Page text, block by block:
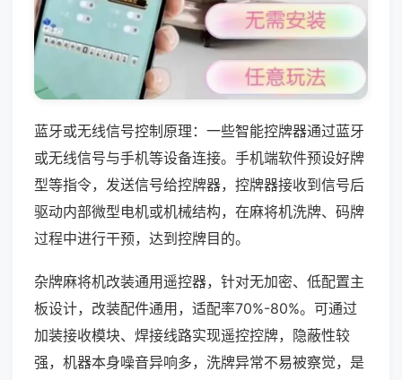
蓝牙或无线信号控制原理：一些智能控牌器通过蓝牙
或无线信号与手机等设备连接。手机端软件预设好牌
型等指令，发送信号给控牌器，控牌器接收到信号后
驱动内部微型电机或机械结构，在麻将机洗牌、码牌
过程中进行干预，达到控牌目的。
杂牌麻将机改装通用遥控器，针对无加密、低配置主
板设计，改装配件通用，适配率70%-80%。可通过
加装接收模块、焊接线路实现遥控控牌，隐蔽性较
强，机器本身噪音异响多，洗牌异常不易被察觉，是